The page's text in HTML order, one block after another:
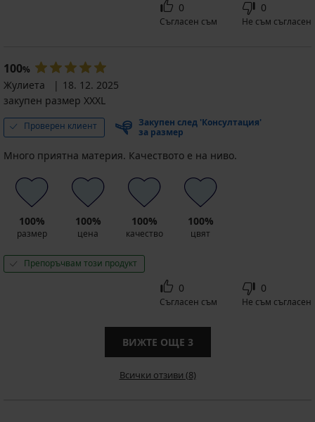
0
Съгласен съм
0
Не съм съгласен
100%
Жулиета
18. 12. 2025
закупен размер XXXL
Проверен клиент
Закупен след 'Консултация'
за размер
Много приятна материя. Качеството е на ниво.
100%
размер
100%
цена
100%
качество
100%
цвят
Препоръчвам този продукт
0
Съгласен съм
0
Не съм съгласен
ВИЖТЕ ОЩЕ 3
Всички отзиви (8)